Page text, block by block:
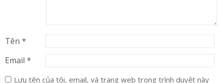
Tên *
Email *
Lưu tên của tôi, email, và trang web trong trình duyệt này